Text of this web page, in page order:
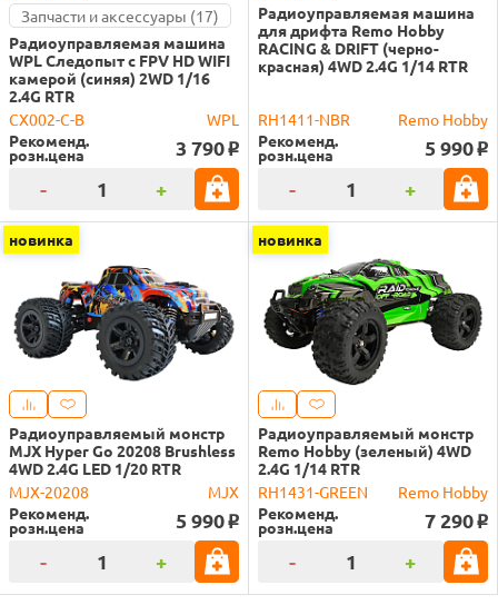
Запчасти и аксессуары (17)
Радиоуправляемая машина
WPL Следопыт с FPV HD WIFI
камерой (синяя) 2WD 1/16
2.4G RTR
CX002-C-B
WPL
Рекоменд.
розн.цена 3 790 o
- +
Радиоуправляемая машина
для дрифта Remo Hobby
RACING & DRIFT (черно-
красная) 4WD 2.4G 1/14 RTR
RH1411-NBR
Remo Hobby
Рекоменд.
розн.цена 5 990 o
- +
новинка
Радиоуправляемый монстр
MJX Hyper Go 20208 Brushless
4WD 2.4G LED 1/20 RTR
MJX-20208
MJX
Рекоменд.
розн.цена 5 990 o
- +
новинка
Радиоуправляемый монстр
Remo Hobby (зеленый) 4WD
2.4G 1/14 RTR
RH1431-GREEN
Remo Hobby
Рекоменд.
розн.цена 7 290 o
- +